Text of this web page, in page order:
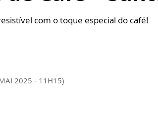
com o toque especial do café!
2025 - 11H15)